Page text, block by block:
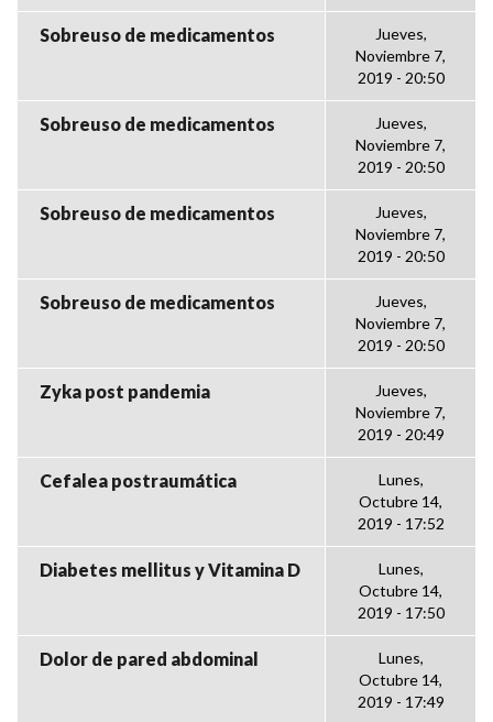
Sobreuso de medicamentos
Jueves,
Noviembre 7,
2019 - 20:50
Sobreuso de medicamentos
Jueves,
Noviembre 7,
2019 - 20:50
Sobreuso de medicamentos
Jueves,
Noviembre 7,
2019 - 20:50
Sobreuso de medicamentos
Jueves,
Noviembre 7,
2019 - 20:50
Zyka post pandemia
Jueves,
Noviembre 7,
2019 - 20:49
Cefalea postraumática
Lunes,
Octubre 14,
2019 - 17:52
Diabetes mellitus y Vitamina D
Lunes,
Octubre 14,
2019 - 17:50
Dolor de pared abdominal
Lunes,
Octubre 14,
2019 - 17:49